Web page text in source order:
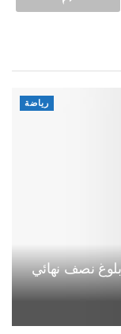
رياضة
بلوغ نصف نهائي